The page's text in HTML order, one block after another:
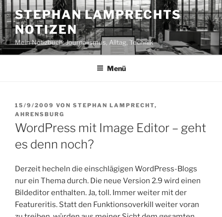
Zum
Inhalt
springen
STEPHAN LAMPRECHTS
NOTIZEN
Mein Notizbuch: Journalismus, Alltag, Technik
Menü
VERÖFFENTLICHT
AM
15/9/2009 VON STEPHAN LAMPRECHT,
AHRENSBURG
WordPress mit Image Editor – geht
es denn noch?
Derzeit hecheln die einschlägigen WordPress-Blogs
nur ein Thema durch. Die neue Version 2.9 wird einen
Bildeditor enthalten. Ja, toll. Immer weiter mit der
Featureritis. Statt den Funktionsoverkill weiter voran